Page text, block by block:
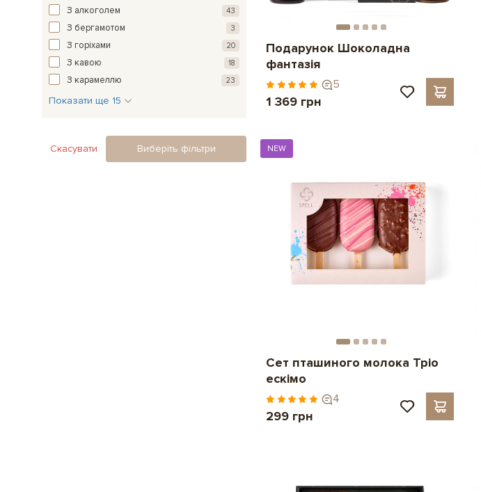
З алкоголем 43
З бергамотом 3
З горіхами 20
З кавою 18
З карамеллю 23
Показати ще 15
Скасувати Виберіть фільтри
Подарунок Шоколадна
фантазія
5
1 369 грн
NEW
Сет пташиного молока Тріо
ескімо
4
299 грн